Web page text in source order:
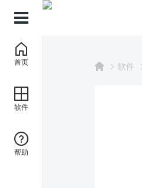
软件
首页
软件
帮助